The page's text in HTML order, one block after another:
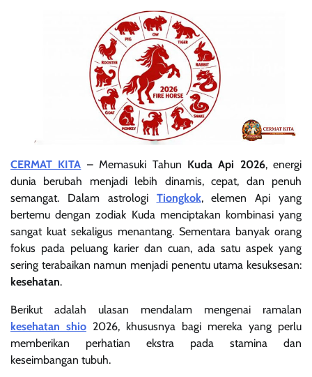
CERMAT KITA – Memasuki Tahun Kuda Api 2026, energi
dunia berubah menjadi lebih dinamis, cepat, dan penuh
semangat. Dalam astrologi Tiongkok, elemen Api yang
bertemu dengan zodiak Kuda menciptakan kombinasi yang
sangat kuat sekaligus menantang. Sementara banyak orang
fokus pada peluang karier dan cuan, ada satu aspek yang
sering terabaikan namun menjadi penentu utama kesuksesan:
kesehatan.
Berikut adalah ulasan mendalam mengenai ramalan
kesehatan shio 2026, khususnya bagi mereka yang perlu
memberikan perhatian ekstra pada stamina dan
keseimbangan tubuh.